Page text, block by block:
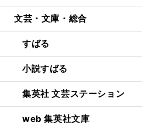
文芸・文庫・総合
すばる
小説すばる
集英社 文芸ステーション
web 集英社文庫